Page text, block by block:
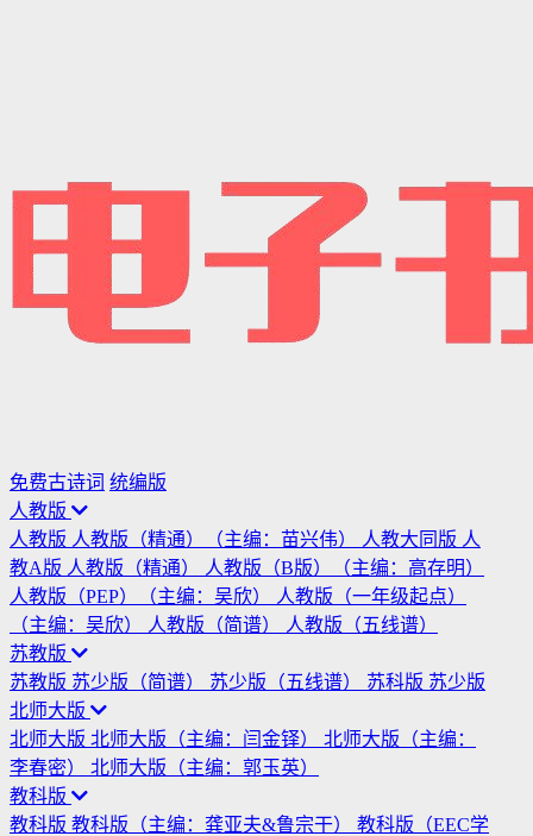
免费古诗词 统编版
人教版
人教版 人教版（精通）（主编：苗兴伟） 人教大同版 人
教A版 人教版（精通）
人教版（B版）（主编：高存明）
人教版（PEP）（主编：吴欣）
人教版（一年级起点）
（主编：吴欣）
人教版（简谱）
人教版（五线谱）
苏教版
苏教版 苏少版（简谱） 苏少版（五线谱） 苏科版 苏少版
北师大版
北师大版 北师大版（主编：闫金铎） 北师大版（主编：
李春密） 北师大版（主编：郭玉英）
教科版
教科版 教科版（主编：龚亚夫&鲁宗干） 教科版（EEC学